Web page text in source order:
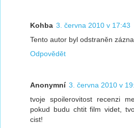
Kohba 3. června 2010 v 17:43
Tento autor byl odstraněn
Odpovědět
Anonymní 3. června 2010 v
tvoje spoilerovitost recenzi
pokud budu chtit film videt,
cist!